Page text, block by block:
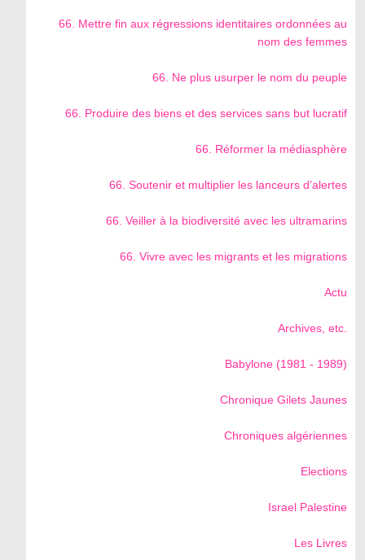
66. Mettre fin aux régressions identitaires ordonnées au
nom des femmes
66. Ne plus usurper le nom du peuple
66. Produire des biens et des services sans but lucratif
66. Réformer la médiasphère
66. Soutenir et multiplier les lanceurs d’alertes
66. Veiller à la biodiversité avec les ultramarins
66. Vivre avec les migrants et les migrations
Actu
Archives, etc.
Babylone (1981 - 1989)
Chronique Gilets Jaunes
Chroniques algériennes
Elections
Israel Palestine
Les Livres